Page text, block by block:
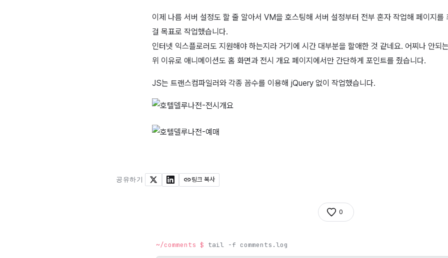
이제 나름 서버 설정도 할 줄 알아서 VM을 호스팅해 서버 설정부터 전부 혼자 작업해 페이지를
걸 목표로 작업했습니다.
인터넷 익스플로러도 지원해야 하는지라 거기에 시간 대부분을 할애한 것 같네요. 어찌나 안되
위 이유로 애니메이션도 홈 화면과 전시 개요 페이지에서만 간단하게 포인트를 줬습니다.
JS는 트랜스컴파일러와 각종 꼼수를 이용해 jQuery 없이 작업했습니다.
공유하기 X LinkedIn링크 복사
0
~/comments $ tail -f comments.log